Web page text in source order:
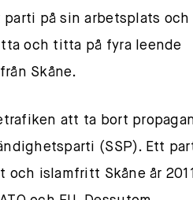
på sin arbetsplats och
och titta på fyra leende
Skåne.
att ta bort
(SSP). Ett
islamfritt Skåne år 2011